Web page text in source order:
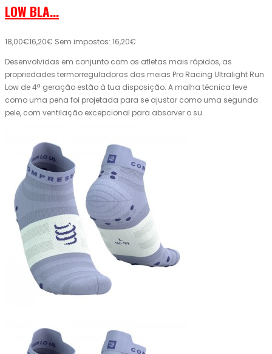
LOW BLA...
18,00€16,20€ Sem impostos: 16,20€
Desenvolvidas em conjunto com os atletas mais rápidos, as
propriedades termorreguladoras das meias Pro Racing Ultralight Run
Low de 4ª geração estão à tua disposição. A malha técnica leve
como uma pena foi projetada para se ajustar como uma segunda
pele, com ventilação excepcional para absorver o su..